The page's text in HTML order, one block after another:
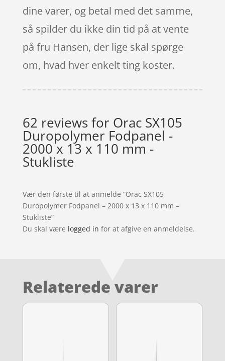
dine varer, og betal med det samme,
så spilder du ikke din tid på at vente
på fru Hansen, der lige skal spørge
om, hvad hver enkelt ting koster.
62 reviews for Orac SX105
Duropolymer Fodpanel -
2000 x 13 x 110 mm -
Stukliste
Vær den første til at anmelde “Orac SX105
Duropolymer Fodpanel – 2000 x 13 x 110 mm –
Stukliste”
Du skal være logged in for at afgive en anmeldelse.
Relaterede varer